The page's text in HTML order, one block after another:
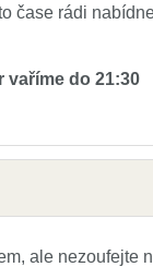
čase rádi
vaříme do 21:30
ale